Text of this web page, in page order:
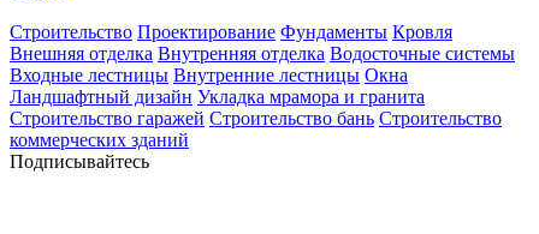
Строительство Проектирование Фундаменты Кровля
Внешняя отделка Внутренняя отделка Водосточные системы
Входные лестницы Внутренние лестницы Окна
Ландшафтный дизайн Укладка мрамора и гранита
Строительство гаражей Строительство бань Строительство
коммерческих зданий
Подписывайтесь